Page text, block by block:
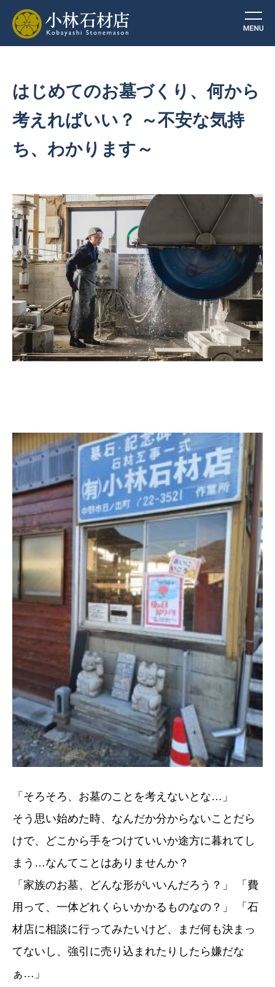
はじめてのお墓づくり、何から
考えればいい？ ～不安な気持
ち、わかります～
「そろそろ、お墓のことを考えないとな…」
そう思い始めた時、なんだか分からないことだら
けで、どこから手をつけていいか途方に暮れてし
まう…なんてことはありませんか？
「家族のお墓、どんな形がいいんだろう？」 「費
用って、一体どれくらいかかるものなの？」 「石
材店に相談に行ってみたいけど、まだ何も決まっ
てないし、強引に売り込まれたりしたら嫌だな
ぁ…」